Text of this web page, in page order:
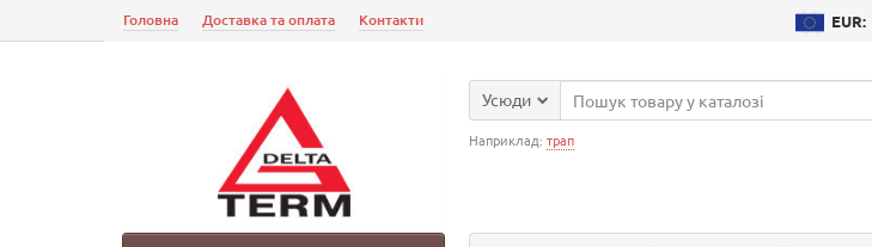
EUR:
Головна Доставка та оплата Контакти
Усюди
Наприклад: трап